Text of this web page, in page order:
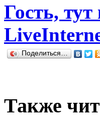
Гость,
Поделиться…
Также